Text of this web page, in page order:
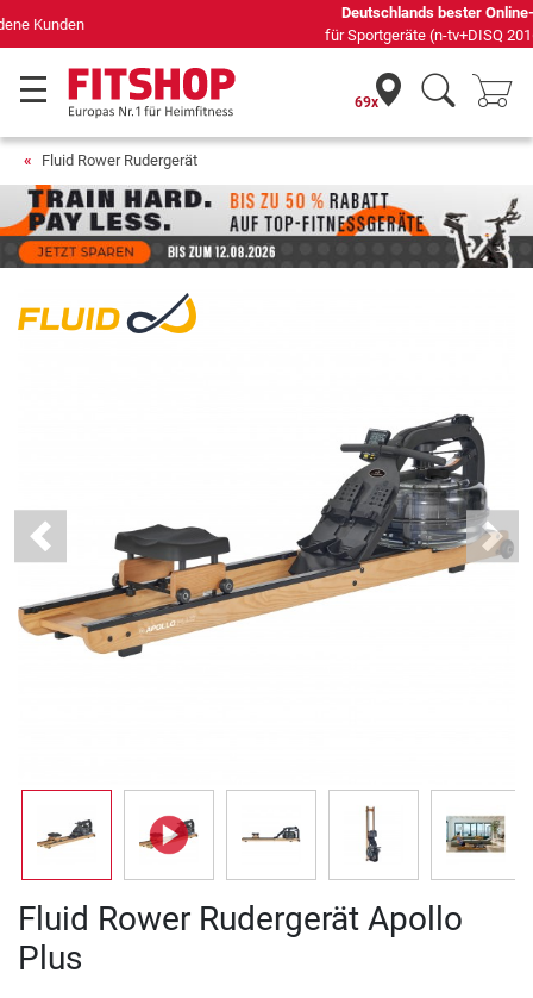
Deutschlands bester Online-Shop
für Sportgeräte (n-tv+DISQ 2016-2024)
69x
Fluid Rower Rudergerät
Previous Next
Fluid Rower Rudergerät Apollo
Plus